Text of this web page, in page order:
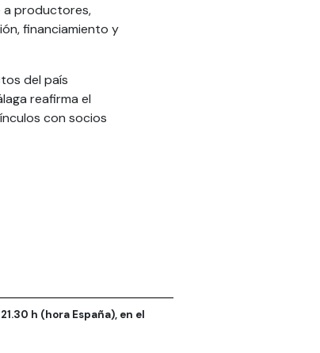
a productores,
financiamiento y
del país
reafirma el
con socios
h (hora España), en el